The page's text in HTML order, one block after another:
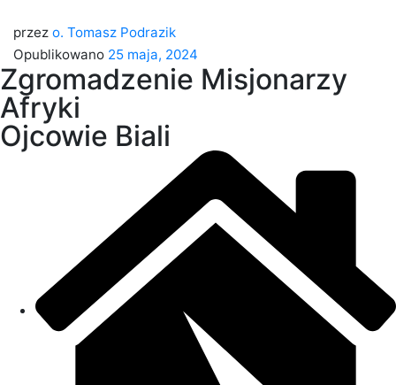
przez o. Tomasz Podrazik
Opublikowano 25 maja, 2024
Zgromadzenie Misjonarzy
Afryki
Ojcowie Biali